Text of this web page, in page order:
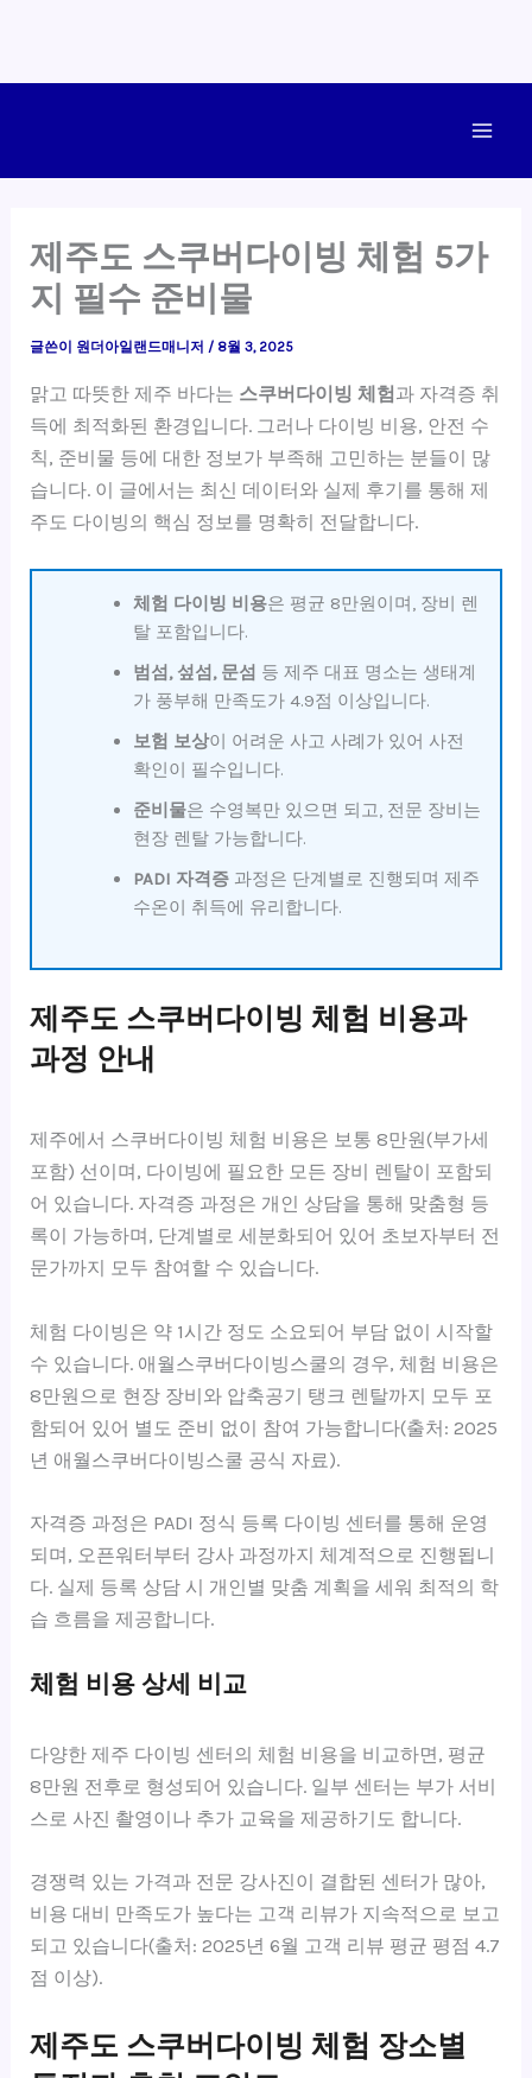
제주도 스쿠버다이빙 체험 5가
지 필수 준비물
글쓴이 원더아일랜드매니저 / 8월 3, 2025
맑고 따뜻한 제주 바다는 스쿠버다이빙 체험과 자격증 취
득에 최적화된 환경입니다. 그러나 다이빙 비용, 안전 수
칙, 준비물 등에 대한 정보가 부족해 고민하는 분들이 많
습니다. 이 글에서는 최신 데이터와 실제 후기를 통해 제
주도 다이빙의 핵심 정보를 명확히 전달합니다.
체험 다이빙 비용은 평균 8만원이며, 장비 렌
탈 포함입니다.
범섬, 섶섬, 문섬 등 제주 대표 명소는 생태계
가 풍부해 만족도가 4.9점 이상입니다.
보험 보상이 어려운 사고 사례가 있어 사전
확인이 필수입니다.
준비물은 수영복만 있으면 되고, 전문 장비는
현장 렌탈 가능합니다.
PADI 자격증과정은 단계별로 진행되며 제주
수온이 취득에 유리합니다.
제주도 스쿠버다이빙 체험 비용과
과정 안내
제주에서 스쿠버다이빙 체험 비용은 보통 8만원(부가세
포함) 선이며, 다이빙에 필요한 모든 장비 렌탈이 포함되
어 있습니다. 자격증 과정은 개인 상담을 통해 맞춤형 등
록이 가능하며, 단계별로 세분화되어 있어 초보자부터 전
문가까지 모두 참여할 수 있습니다.
체험 다이빙은 약 1시간 정도 소요되어 부담 없이 시작할
수 있습니다. 애월스쿠버다이빙스쿨의 경우, 체험 비용은
8만원으로 현장 장비와 압축공기 탱크 렌탈까지 모두 포
함되어 있어 별도 준비 없이 참여 가능합니다(출처: 2025
년 애월스쿠버다이빙스쿨 공식 자료).
자격증 과정은 PADI 정식 등록 다이빙 센터를 통해 운영
되며, 오픈워터부터 강사 과정까지 체계적으로 진행됩니
다. 실제 등록 상담 시 개인별 맞춤 계획을 세워 최적의 학
습 흐름을 제공합니다.
체험 비용 상세 비교
다양한 제주 다이빙 센터의 체험 비용을 비교하면, 평균
8만원 전후로 형성되어 있습니다. 일부 센터는 부가 서비
스로 사진 촬영이나 추가 교육을 제공하기도 합니다.
경쟁력 있는 가격과 전문 강사진이 결합된 센터가 많아,
비용 대비 만족도가 높다는 고객 리뷰가 지속적으로 보고
되고 있습니다(출처: 2025년 6월 고객 리뷰 평균 평점 4.7
점 이상).
제주도 스쿠버다이빙 체험 장소별